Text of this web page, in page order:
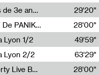
Regilote / Live avec les étudiant·es de 3e année de l'EMA
Nima Henryon,Athéna Noël,Amir Genillon,Ibourayane Ahmadi,Manelle Cherrih,Honorine Gibello,John Weeber,Manon Joseph
29'20"
Radia Show #1089 : MOUVEMENT De PANIK (Radio Panik)
28'00"
Lyon 1/2
49'59"
Lyon 2/2
63'29"
Radia Show #1088 : Statue Of Liberty Live By Ed Baxter (Resonance)
28'00"